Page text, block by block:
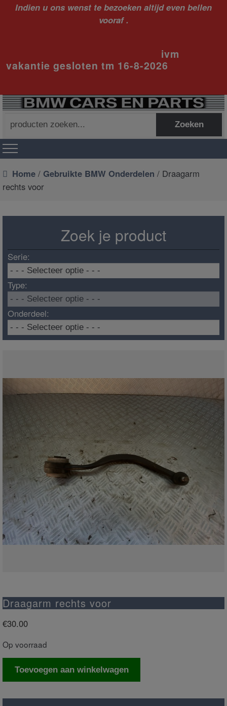
Indien u ons wenst te bezoeken altijd even bellen
vooraf .
ivm
vakantie gesloten tm 16-8-2026
naar:
Zoeken
Home / Gebruikte BMW Onderdelen / Draagarm
rechts voor
Zoek je product
Serie:
Type:
Onderdeel:
Draagarm rechts voor
€30.00
Op voorraad
Draagarm
Toevoegen aan winkelwagen